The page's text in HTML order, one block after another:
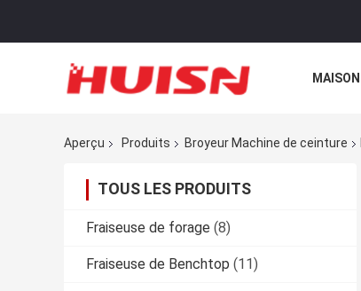
MAISON
Aperçu Produits Broyeur Machine de ceinture
TOUS LES PRODUITS
Fraiseuse de forage (8)
Fraiseuse de Benchtop (11)